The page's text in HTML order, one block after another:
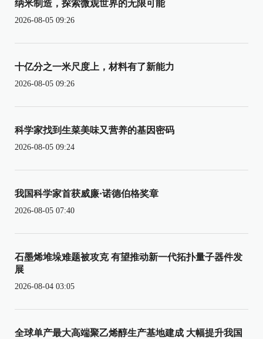
纳米制造，探索微观世界的无限可能
2026-08-05 09:26
十亿分之一米尺度上，材料有了新能力
2026-08-05 09:26
科学家找到生菜美味又营养的基因密码
2026-08-05 09:24
我国科学家首获威廉·诺德伯格奖章
2026-08-05 07:40
石墨烯堆垛难题被攻克 有望推动新一代拓扑量子器件发
展
2026-08-04 03:05
全球单产最大高端聚乙烯醇生产基地建成 大幅提升我国